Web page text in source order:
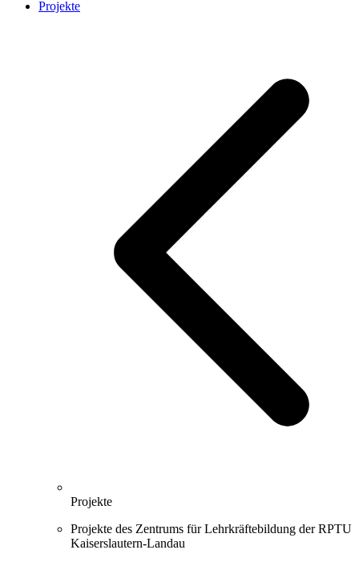
Projekte
Projekte
Projekte des Zentrums für Lehrkräftebildung der RPTU
Kaiserslautern-Landau